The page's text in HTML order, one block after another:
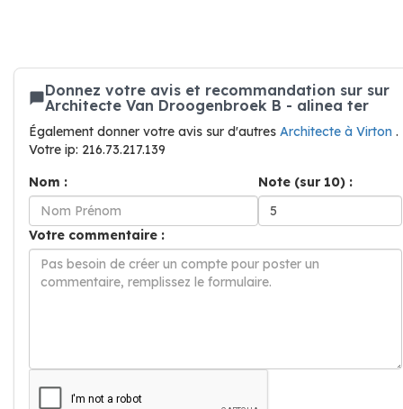
Donnez votre avis et recommandation sur sur
Architecte Van Droogenbroek B - alinea ter
Également donner votre avis sur d'autres Architecte à Virton .
Votre ip: 216.73.217.139
Nom :
Note (sur 10) :
Votre commentaire :